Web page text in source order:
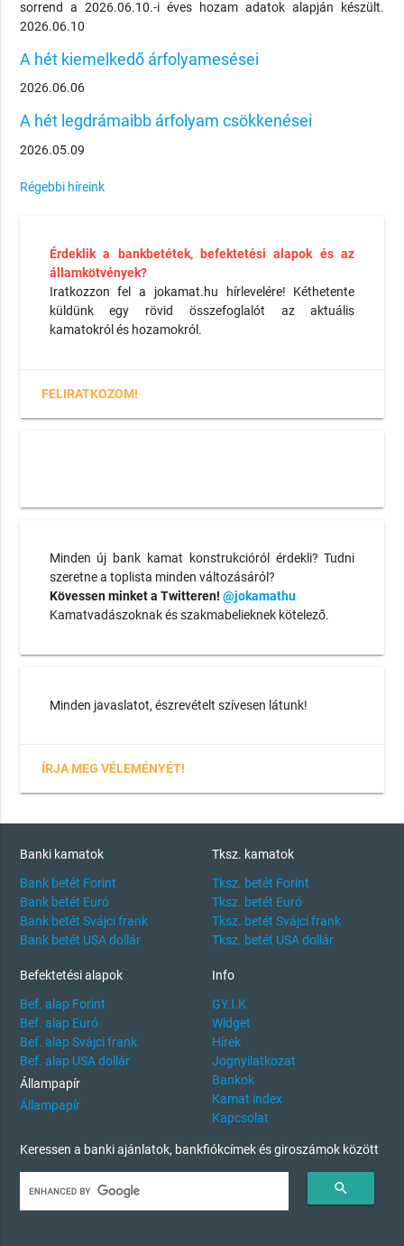
sorrend a 2026.06.10.-i éves hozam adatok alapján készült.
2026.06.10
A hét kiemelkedő árfolyamesései
2026.06.06
A hét legdrámaibb árfolyam csökkenései
2026.05.09
Régebbi híreink
Érdeklik a bankbetétek, befektetési alapok és az
államkötvények?
Iratkozzon fel a jokamat.hu hírlevelére! Kéthetente
küldünk egy rövid összefoglalót az aktuális
kamatokról és hozamokról.
FELIRATKOZOM!
Minden új bank kamat konstrukcióról érdekli? Tudni
szeretne a toplista minden változásáról?
Kövessen minket a Twitteren! @jokamathu
Kamatvadászoknak és szakmabelieknek kötelező.
Minden javaslatot, észrevételt szívesen látunk!
ÍRJA MEG VÉLEMÉNYÉT!
Banki kamatok
Bank betét Forint
Bank betét Euró
Bank betét Svájci frank
Bank betét USA dollár
Tksz. kamatok
Tksz. betét Forint
Tksz. betét Euró
Tksz. betét Svájci frank
Tksz. betét USA dollár
Befektetési alapok
Bef. alap Forint
Bef. alap Euró
Bef. alap Svájci frank
Bef. alap USA dollár
Állampapír
Állampapír
Info
GY.I.K
Widget
Hírek
Jognyilatkozat
Bankok
Kamat index
Kapcsolat
Keressen a banki ajánlatok, bankfiókcímek és giroszámok között
search